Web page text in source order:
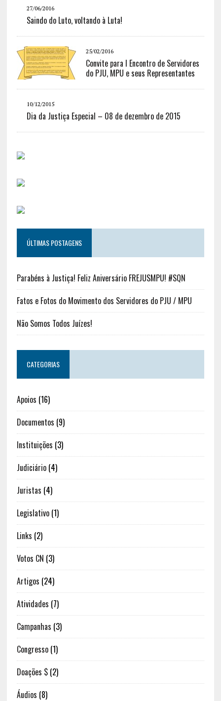
27/06/2016
Saindo do Luto, voltando à Luta!
25/02/2016
Convite para I Encontro de Servidores
do PJU, MPU e seus Representantes
10/12/2015
Dia da Justiça Especial – 08 de dezembro de 2015
ÚLTIMAS POSTAGENS
Parabéns à Justiça! Feliz Aniversário FREJUSMPU! #SQN
Fatos e Fotos do Movimento dos Servidores do PJU / MPU
Não Somos Todos Juízes!
CATEGORIAS
Apoios (16)
Documentos (9)
Instituições (3)
Judiciário(4)
Juristas (4)
Legislativo(1)
Links (2)
Votos CN (3)
Artigos (24)
Atividades (7)
Campanhas (3)
Congresso(1)
Doações $(2)
Áudios (8)